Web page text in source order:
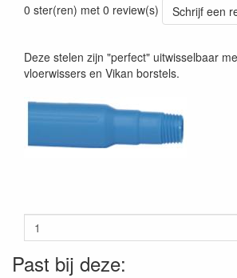
0 ster(ren) met 0 review(s)
Schrijf een
Deze stelen zijn "perfect" uitwisselbaar
vloerwissers en Vikan borstels.
Past bij deze: